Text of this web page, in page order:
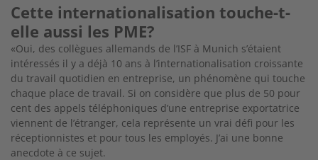
Cette internationalisation touche-t-
elle aussi les PME?
«Oui, des collègues allemands de l’ISF à Munich s’étaient
intéressés il y a déjà 10 ans à l’internationalisation croissante
du travail quotidien en entreprise, un phénomène qui touche
chaque place de travail. Si on considère que plus de 50 pour
cent des appels téléphoniques d’une entreprise exportatrice
viennent de l’étranger, cela représente un vrai défi pour les
réceptionnistes et pour tous les employés. J’ai une bonne
anecdote à ce sujet.